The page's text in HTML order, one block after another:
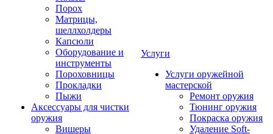
Порох
Матрицы,
шеллхолдеры
Капсюли
Оборудование и
инструменты
Пороховницы
Прокладки
Пыжи
Аксессуары для чистки
оружия
Вишеры
Услуги
Услуги оружейной
мастерской
Ремонт оружия
Тюнинг оружия
Покраска оружия
Удаление Soft-